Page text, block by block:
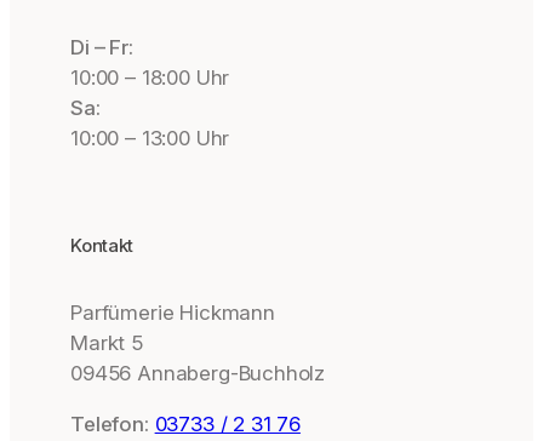
Di – Fr:
10:00 – 18:00 Uhr
Sa:
10:00 – 13:00 Uhr
Kontakt
Parfümerie Hickmann
Markt 5
09456 Annaberg-Buchholz
Telefon: 03733 / 2 31 76